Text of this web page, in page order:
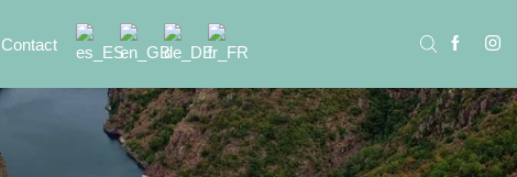
Contact